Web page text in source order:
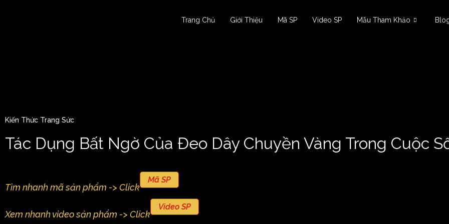
Trang Chủ Giới Thiệu Mã SP Video SP Mẫu Tham Khảo
Kiến Thức Trang Sức
Tác Dụng Bất Ngờ Của Đeo Dây Chuyền Vàng Trong Cuộc
Tìm nhanh mã sản phẩm -> Click
Mã SP
Xem nhanh video sản phẩm -> Click
Video SP